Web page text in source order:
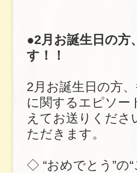
●2月お誕生日の方
す！！
2月お誕生日の方
に関するエピソー
えてお送りくださ
ただきます。
◇ “おめでとう”の